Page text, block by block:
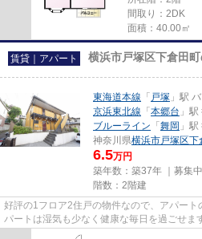
間取り：2DK
面積：40.00㎡
賃貸｜アパート 横浜市戸塚区下倉田町
東海道本線 「 戸塚 」駅
京浜東北線 「 本郷台 」
ブルーライン 「 舞岡 」
神奈川県横浜市戸塚区下
6.5万円
築年数：築37年 ｜募集中
階数：2階建
好評の1フロア2住戸の物件なので、アパー
パートは湿気も少なく健康な毎日を過ごせま
けます。こちらの物件はアパ...